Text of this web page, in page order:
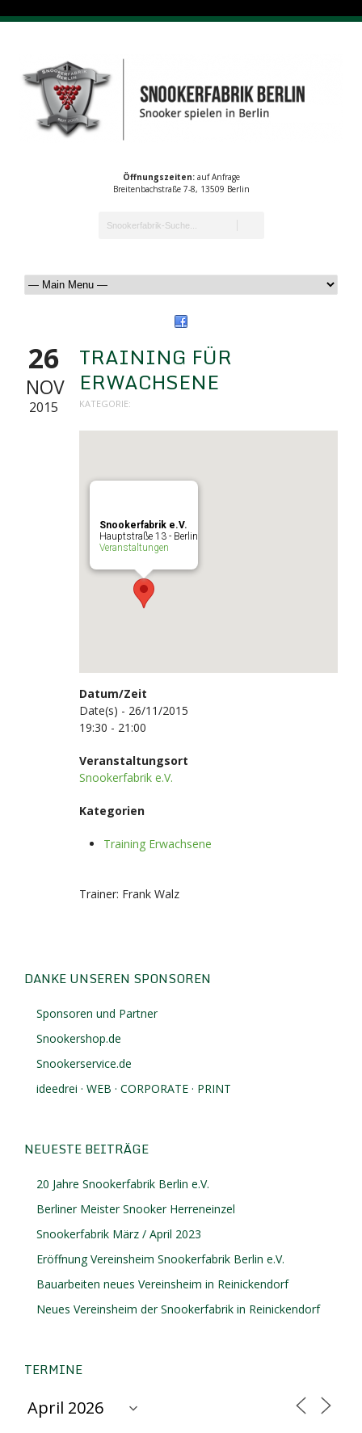
Öffnungszeiten:auf Anfrage
Breitenbachstraße 7-8, 13509 Berlin
26
NOV
2015
TRAINING FÜR
ERWACHSENE
KATEGORIE:
Snookerfabrik e.V.
Hauptstraße 13 - Berlin
Veranstaltungen
Datum/Zeit
Date(s) - 26/11/2015
19:30 - 21:00
Veranstaltungsort
Snookerfabrik e.V.
Kategorien
Training Erwachsene
Trainer: Frank Walz
DANKE UNSEREN SPONSOREN
Sponsoren und Partner
Snookershop.de
Snookerservice.de
ideedrei · WEB · CORPORATE · PRINT
NEUESTE BEITRÄGE
20 Jahre Snookerfabrik Berlin e.V.
Berliner Meister Snooker Herreneinzel
Snookerfabrik März / April 2023
Eröffnung Vereinsheim Snookerfabrik Berlin e.V.
Bauarbeiten neues Vereinsheim in Reinickendorf
Neues Vereinsheim der Snookerfabrik in Reinickendorf
TERMINE